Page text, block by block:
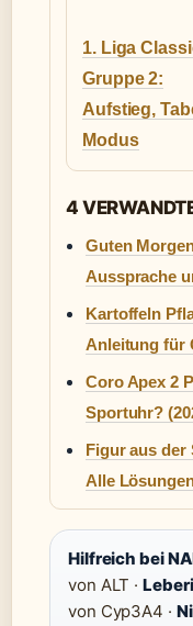
1. Liga
Gruppe 2:
Aufstieg,
Modus
4
Guten
Aussprache
Kartoffeln
Anleitung für
Coro Apex 2
Sportuhr?
Figur aus der
Alle
Hilfreich bei
von ALT ·
von Cyp3A4 ·